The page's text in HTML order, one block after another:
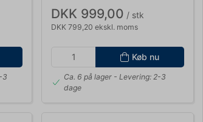
3
DKK 999,00 / stk
DKK 799,20 ekskl. moms
Køb nu
Ca. 6 på lager - Levering: 2-3
dage